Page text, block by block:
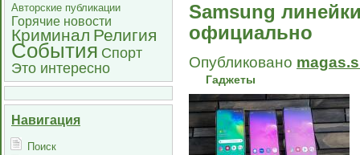
Авторские публикации
Горячие новости
Криминал Религия
События Спорт
Это интересно
Навигация
Поиск
Samsung
официально
Опубликовано
Гаджеты